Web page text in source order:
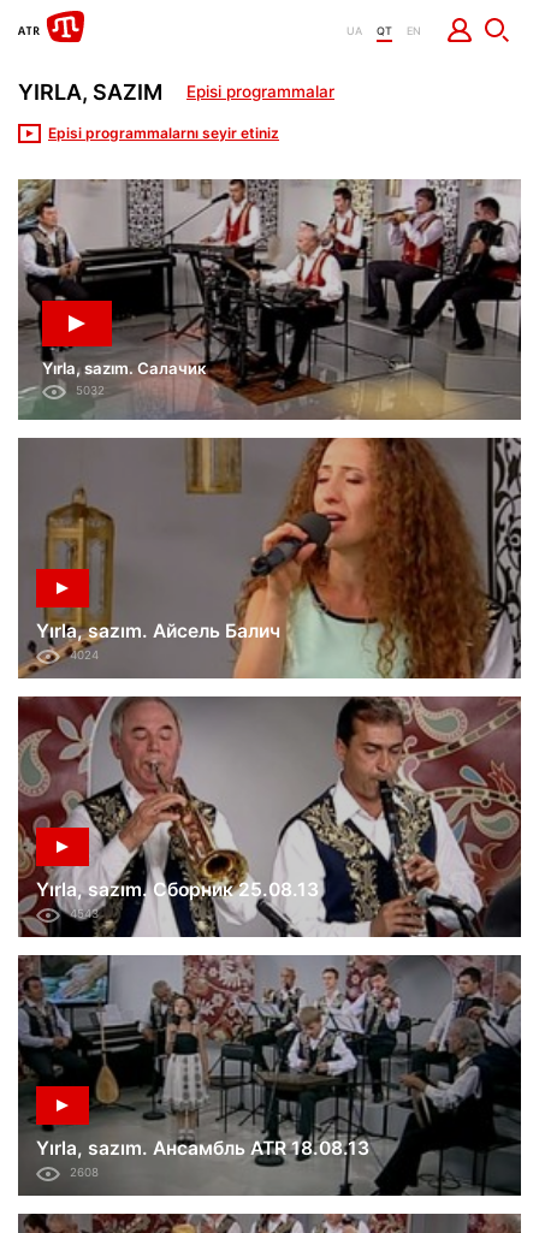
UA QT EN
YIRLA, SAZIM Episi programmalar
Yırla, sazım. Салачик
5032
Yırla, sazım. Айсель Балич
4024
Yırla, sazım. Сборник 25.08.13
4543
Yırla, sazım. Ансамбль ATR 18.08.13
2608
Episi programmalarnı seyir etiniz